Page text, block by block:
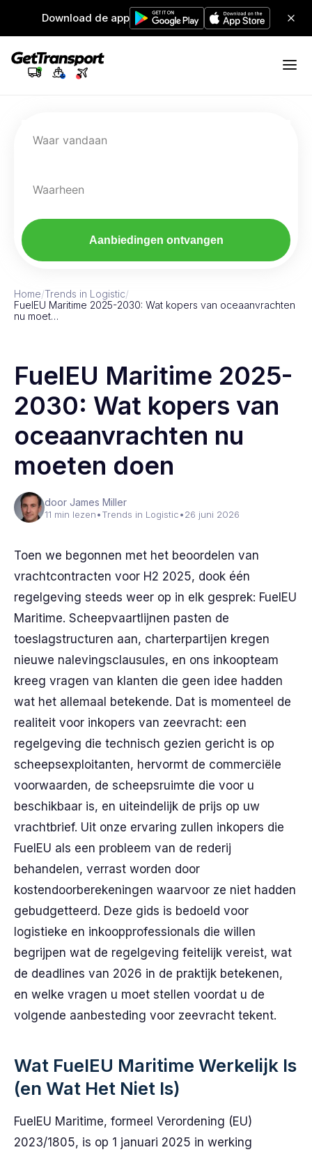
Download de app
Waar vandaan
Waarheen
Aanbiedingen ontvangen
Home/Trends in Logistic/
FuelEU Maritime 2025-2030: Wat kopers van oceaanvrachten
nu moet…
FuelEU Maritime 2025-
2030: Wat kopers van
oceaanvrachten nu
moeten doen
door James Miller
11 min lezen•Trends in Logistic•26 juni 2026
Toen we begonnen met het beoordelen van
vrachtcontracten voor H2 2025, dook één
regelgeving steeds weer op in elk gesprek: FuelEU
Maritime. Scheepvaartlijnen pasten de
toeslagstructuren aan, charterpartijen kregen
nieuwe nalevingsclausules, en ons inkoopteam
kreeg vragen van klanten die geen idee hadden
wat het allemaal betekende. Dat is momenteel de
realiteit voor inkopers van zeevracht: een
regelgeving die technisch gezien gericht is op
scheepsexploitanten, hervormt de commerciële
voorwaarden, de scheepsruimte die voor u
beschikbaar is, en uiteindelijk de prijs op uw
vrachtbrief. Uit onze ervaring zullen inkopers die
FuelEU als een probleem van de rederij
behandelen, verrast worden door
kostendoorberekeningen waarvoor ze niet hadden
gebudgetteerd. Deze gids is bedoeld voor
logistieke en inkoopprofessionals die willen
begrijpen wat de regelgeving feitelijk vereist, wat
de deadlines van 2026 in de praktijk betekenen,
en welke vragen u moet stellen voordat u de
volgende aanbesteding voor zeevracht tekent.
Wat FuelEU Maritime Werkelijk Is
(en Wat Het Niet Is)
FuelEU Maritime, formeel Verordening (EU)
2023/1805, is op 1 januari 2025 in werking